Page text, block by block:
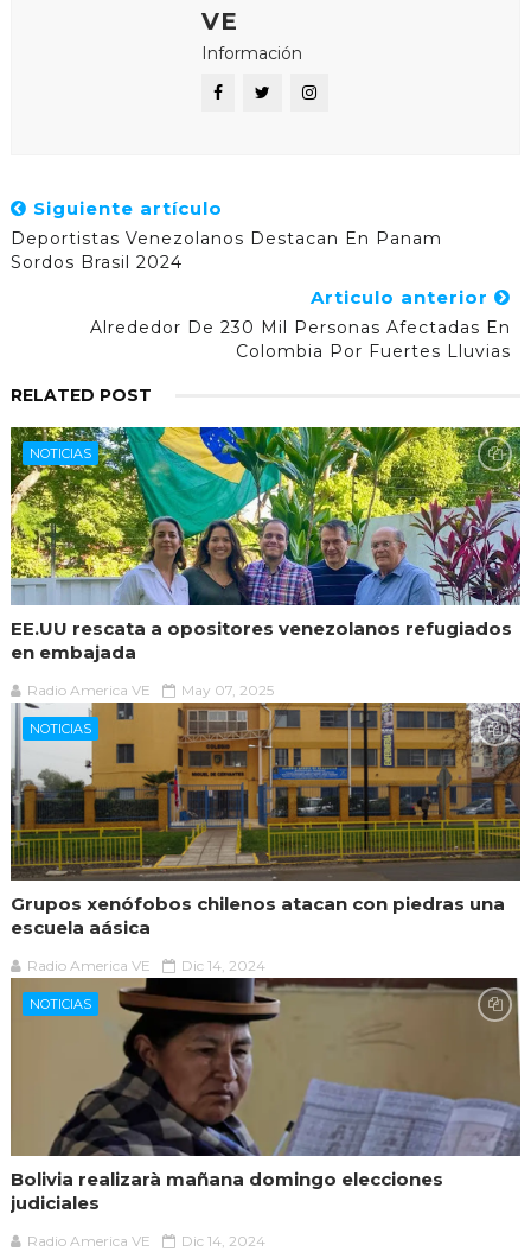
VE
Información
Siguiente artículo
Deportistas Venezolanos Destacan En Panam
Sordos Brasil 2024
Articulo anterior
Alrededor De 230 Mil Personas Afectadas En
Colombia Por Fuertes Lluvias
RELATED POST
NOTICIAS
EE.UU rescata a opositores venezolanos refugiados
en embajada
Radio America VE May 07, 2025
NOTICIAS
Grupos xenófobos chilenos atacan con piedras una
escuela aásica
Radio America VE Dic 14, 2024
NOTICIAS
Bolivia realizarà mañana domingo elecciones
judiciales
Radio America VE Dic 14, 2024